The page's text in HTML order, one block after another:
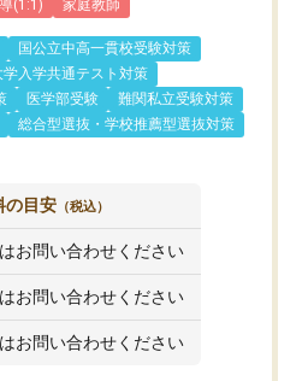
(1:1) 家庭教師
国公立中高一貫校受験対策
学入学共通テスト対策
医学部受験
難関私立受験対策
総合型選抜・学校推薦型選抜対策
の目安 （税込）
お問い合わせください
お問い合わせください
お問い合わせください